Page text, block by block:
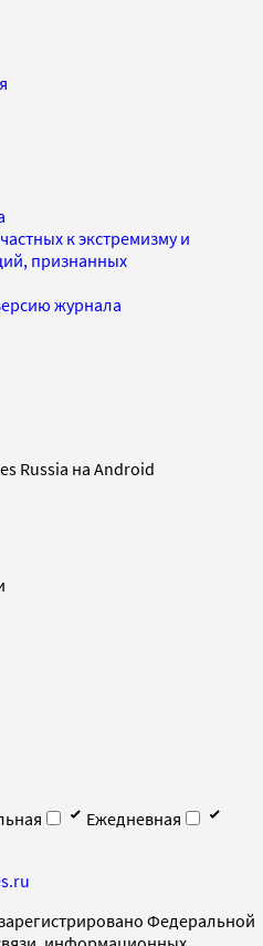
к экстремизму и
признанных
журнала
Russia на Android
Ежедневная
Федеральной